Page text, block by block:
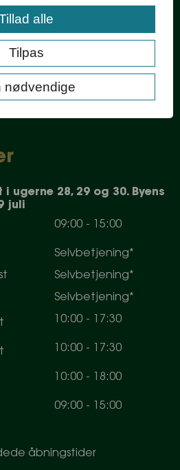
bedste fra havet
gode tilbud m.m.
ugerne 28, 29 og 30. Byens
juli
09:00 - 15:00
Selvbetjening*
Selvbetjening*
Selvbetjening*
10:00 - 17:30
10:00 - 17:30
10:00 - 18:00
09:00 - 15:00
åbningstider
nødvendige
Tilpas
alle